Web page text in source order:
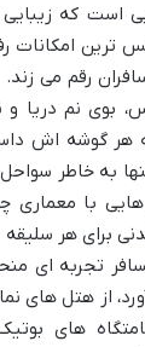
است که
ترین امکانات
رقم می
بوی نم دریا
هر گوشه اش
به خاطر
هایی با
برای هر سلیقه
تجربه ای
از هتل های
های